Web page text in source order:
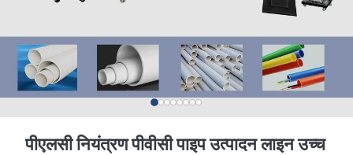
पीएलसी नियंत्रण पीवीसी पाइप उत्पादन लाइन उच्च